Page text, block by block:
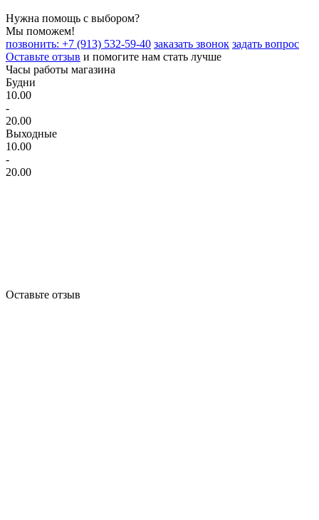
Нужна помощь с выбором?
Мы поможем!
позвонить: +7 (913) 532-59-40 заказать звонок задать вопрос
Оставьте отзыв и помогите нам стать лучше
Часы работы магазина
Будни
10.00
-
20.00
Выходные
10.00
-
20.00
Оставьте отзыв